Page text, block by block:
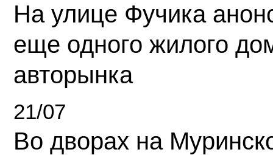
На улице Фучика
еще одного жилого
авторынка
21/07
Во дворах на